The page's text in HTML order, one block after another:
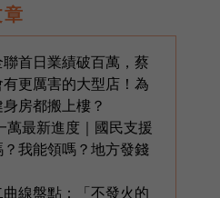
章
聯首日業績破百萬，蔡
有更厲害的大型店！為
身房都搬上樓？
萬最新進度｜國民支援
？我能領嗎？地方發錢
曲線盤點：「不發火的